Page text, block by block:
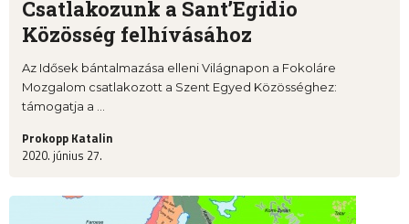
Csatlakozunk a Sant’Egidio
Közösség felhívásához
Az Idősek bántalmazása elleni Világnapon a Fokoláre
Mozgalom csatlakozott a Szent Egyed Közösséghez:
támogatja a ...
Prokopp Katalin
2020. június 27.